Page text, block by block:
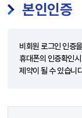
본인인증
비회원 로그인 인증
휴대폰의 인증확인
제약이 될 수 있습니